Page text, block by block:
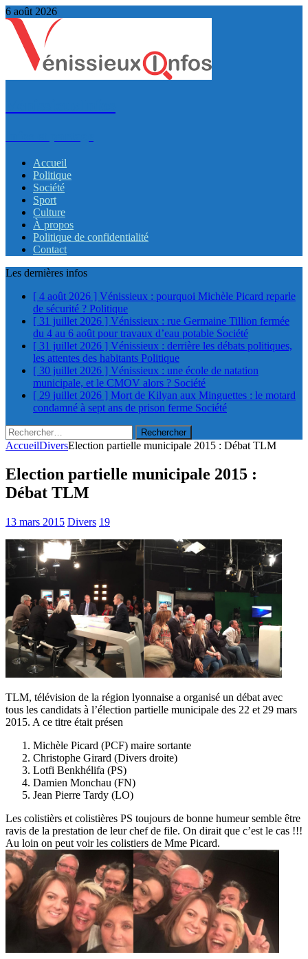
6 août 2026
Accueil
Politique
Société
Sport
Culture
À propos
Politique de confidentialité
Contact
Les dernières infos
[ 4 août 2026 ] Vénissieux : pourquoi Michèle Picard reparle
de sécurité ? Politique
[ 31 juillet 2026 ] Vénissieux : rue Germaine Tillion fermée
du 4 au 6 août pour travaux d’eau potable Société
[ 31 juillet 2026 ] Vénissieux : derrière les débats politiques,
les attentes des habitants Politique
[ 30 juillet 2026 ] Vénissieux : une école de natation
municipale, et le CMOV alors ? Société
[ 29 juillet 2026 ] Mort de Kilyan aux Minguettes : le motard
condamné à sept ans de prison ferme Société
Rechercher :
AccueilDiversElection partielle municipale 2015 : Débat TLM
Election partielle municipale 2015 :
Débat TLM
13 mars 2015 Divers 19
TLM, télévision de la région lyonnaise a organisé un débat avec
tous les candidats à l’élection partielle municipale des 22 et 29 mars
2015. A ce titre était présen
Michèle Picard (PCF) maire sortante
Christophe Girard (Divers droite)
Lotfi Benkhélifa (PS)
Damien Monchau (FN)
Jean Pierre Tardy (LO)
Les colistièrs et colistières PS toujours de bonne humeur semble être
ravis de la prestation de leur chef de file. On dirait que c’est le cas !!!
Au loin on peut voir les colistiers de Mme Picard.